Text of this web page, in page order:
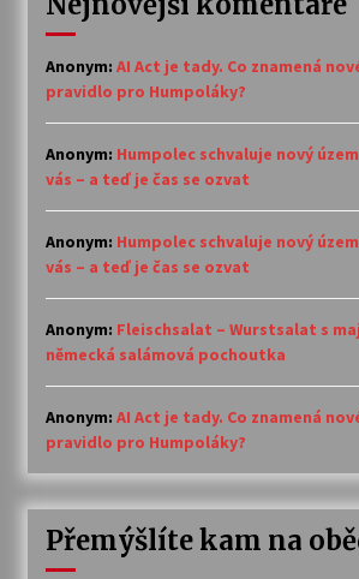
Anonym: AI Act je tady. Co znamená
pravidlo pro Humpoláky?
Anonym: Humpolec schvaluje nový
vás – a teď je čas se ozvat
Anonym: Humpolec schvaluje nový
vás – a teď je čas se ozvat
Anonym: Fleischsalat – Wurstsalat s
německá salámová pochoutka
Anonym: AI Act je tady. Co znamená
pravidlo pro Humpoláky?
Přemýšlíte kam na